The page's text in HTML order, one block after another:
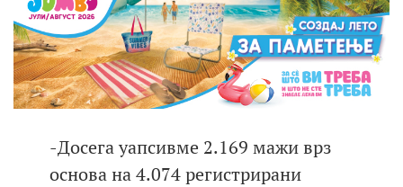
-Досега уапсивме 2.169 мажи врз
основа на 4.074 регистрирани